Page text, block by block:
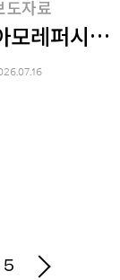
리' 오픈
, 화장품
도자료
모레퍼시픽
5